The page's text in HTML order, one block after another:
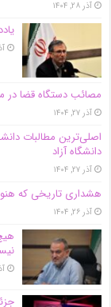
آذر ۲۸, ۱۴۰۴
مصائب دستگاه قضا در
آذر ۲۷, ۱۴۰۴
اصلی‌ترین مطالبات
دانشگاه آز‌اد
آذر ۲۷, ۱۴۰۴
هشداری تاریخی که
آذر ۲۶, ۱۴۰۴